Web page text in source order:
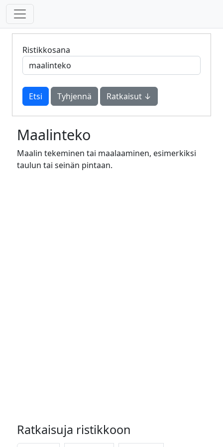
Ristikkosana
Tyhjennä Ratkaisut ↓
Maalinteko
Maalin tekeminen tai maalaaminen, esimerkiksi
taulun tai seinän pintaan.
Ratkaisuja ristikkoon